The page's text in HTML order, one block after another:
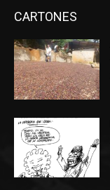
CARTONES